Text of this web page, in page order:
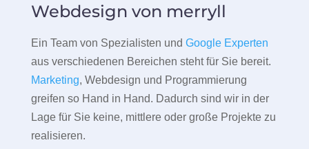
Webdesign von merryll
Ein Team von Spezialisten und Google Experten
aus verschiedenen Bereichen steht für Sie bereit.
Marketing, Webdesign und Programmierung
greifen so Hand in Hand. Dadurch sind wir in der
Lage für Sie keine, mittlere oder große Projekte zu
realisieren.